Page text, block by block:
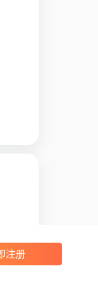
注册